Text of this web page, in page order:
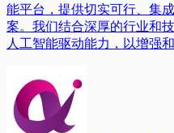
能平台，提供切实可行、集
案。我们结合深厚的行业和
人工智能驱动能力，以增强